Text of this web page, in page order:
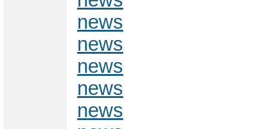
news
news
news
news
news